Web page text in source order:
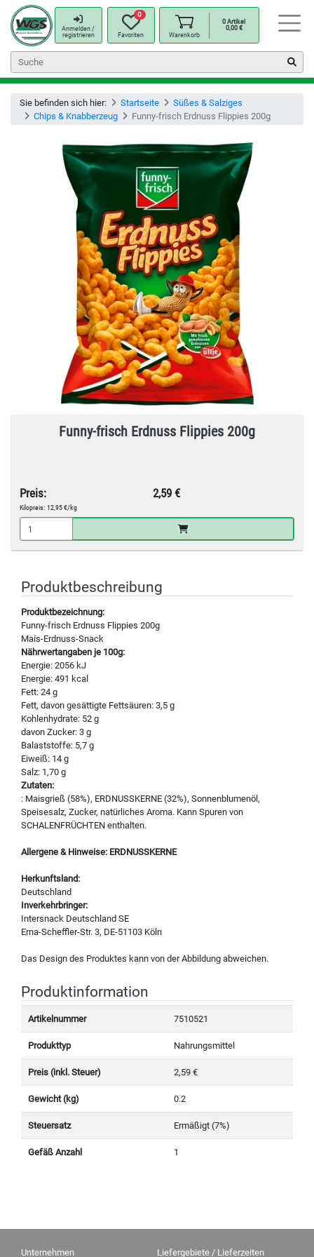
Anmelden /
registrieren
0
Favoriten Warenkorb
0Artikel
0,00 €
Sie befinden sich hier: Startseite
Süßes & Salziges
Chips & Knabberzeug
Funny-frisch Erdnuss Flippies 200g
Funny-frisch Erdnuss Flippies 200g
Preis: 2,59 €
Kilopreis: 12,95 €/kg
Produktbeschreibung
Produktbezeichnung:
Funny-frisch Erdnuss Flippies 200g
Mais-Erdnuss-Snack
Nährwertangaben je 100g:
Energie: 2056 kJ
Energie: 491 kcal
Fett: 24 g
Fett, davon gesättigte Fettsäuren: 3,5 g
Kohlenhydrate: 52 g
davon Zucker: 3 g
Balaststoffe: 5,7 g
Eiweiß: 14 g
Salz: 1,70 g
Zutaten:
: Maisgrieß (58%), ERDNUSSKERNE (32%), Sonnenblumenöl,
Speisesalz, Zucker, natürliches Aroma. Kann Spuren von
SCHALENFRÜCHTEN enthalten.
Allergene & Hinweise: ERDNUSSKERNE
Herkunftsland:
Deutschland
Inverkehrbringer:
Intersnack Deutschland SE
Erna-Scheffler-Str. 3, DE-51103 Köln
Das Design des Produktes kann von der Abbildung abweichen.
Produktinformation
Artikelnummer 7510521
Produkttyp Nahrungsmittel
Preis (inkl. Steuer) 2,59 €
Gewicht (kg) 0.2
Steuersatz Ermäßigt (7%)
Gefäß Anzahl 1
Unternehmen Liefergebiete / Lieferzeiten